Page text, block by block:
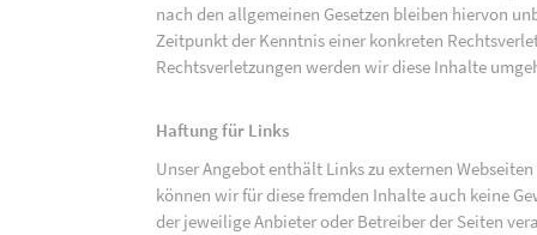
nach den allgemeinen Gesetzen bleiben hiervon
Zeitpunkt der Kenntnis einer konkreten
Rechtsverletzungen werden wir diese Inhalte
Haftung für Links
Unser Angebot enthält Links zu externen
können wir für diese fremden Inhalte auch keine
der jeweilige Anbieter oder Betreiber der Seiten